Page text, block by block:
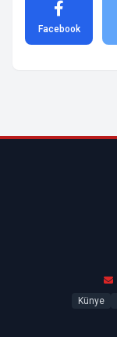
Facebook
Künye